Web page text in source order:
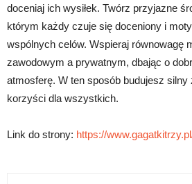
doceniaj ich wysiłek. Twórz przyjazne
którym każdy czuje się doceniony i
wspólnych celów. Wspieraj równowagę
zawodowym a prywatnym, dbając o
atmosferę. W ten sposób budujesz silny
korzyści dla wszystkich.
Link do strony: https://